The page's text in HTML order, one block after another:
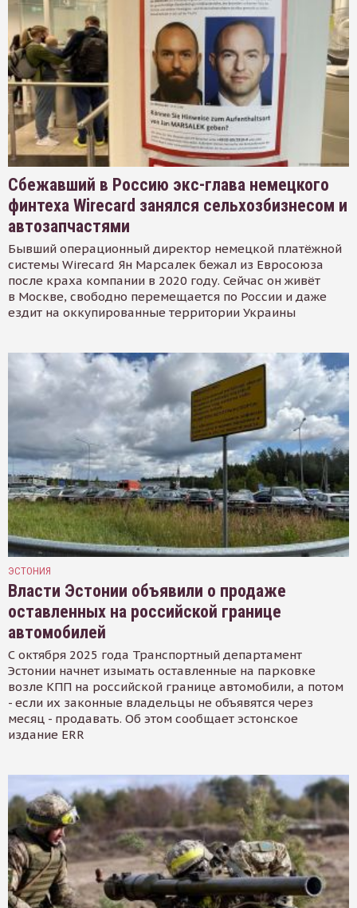
Сбежавший в Россию экс-глава немецкого
финтеха Wirecard занялся сельхозбизнесом и
автозапчастями
Бывший операционный директор немецкой платёжной
системы Wirecard Ян Марсалек бежал из Евросоюза
после краха компании в 2020 году. Сейчас он живёт
в Москве, свободно перемещается по России и даже
ездит на оккупированные территории Украины
ЭСТОНИЯ
Власти Эстонии объявили о продаже
оставленных на российской границе
автомобилей
С октября 2025 года Транспортный департамент
Эстонии начнет изымать оставленные на парковке
возле КПП на российской границе автомобили, а потом
- если их законные владельцы не объявятся через
месяц - продавать. Об этом сообщает эстонское
издание ERR